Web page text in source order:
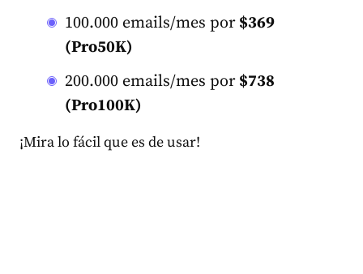
100.000 emails/mes por $369
(Pro50K)
200.000 emails/mes por $738
(Pro100K)
¡Mira lo fácil que es de usar!